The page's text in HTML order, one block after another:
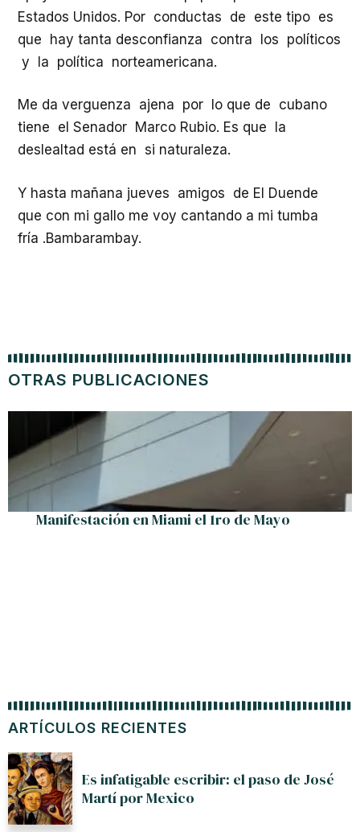
Estados Unidos. Por conductas de este tipo es
que hay tanta desconfianza contra los políticos
y la política norteamericana.
Me da verguenza ajena por lo que de cubano
tiene el Senador Marco Rubio. Es que la
deslealtad está en si naturaleza.
Y hasta mañana jueves amigos de El Duende
que con mi gallo me voy cantando a mi tumba
fría .Bambarambay.
ARTÍCULOS RECIENTES
Es infatigable escribir: el paso de José
Martí por Mexico
OTRAS PUBLICACIONES
Manifestación en Miami el 1ro de Mayo